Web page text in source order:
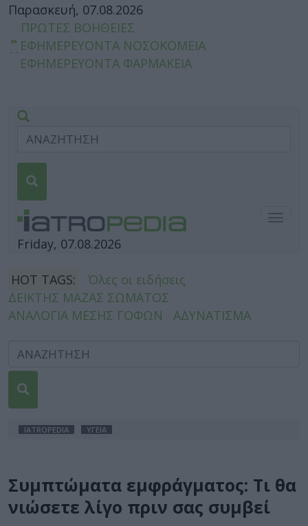
Παρασκευή, 07.08.2026
ΠΡΩΤΕΣ ΒΟΗΘΕΙΕΣ
ΕΦΗΜΕΡΕΥΟΝΤΑ ΝΟΣΟΚΟΜΕΙΑ
ΕΦΗΜΕΡΕΥΟΝΤΑ ΦΑΡΜΑΚΕΙΑ
Friday, 07.08.2026
HOT TAGS:
Όλες οι ειδήσεις
ΔΕΙΚΤΗΣ ΜΑΖΑΣ ΣΩΜΑΤΟΣ
ΑΝΑΛΟΓΙΑ ΜΕΣΗΣ ΓΟΦΩΝ
ΑΔΥΝΑΤΙΣΜΑ
IATROPEDIA ΥΓΕΙΑ
Συμπτώματα εμφράγματος: Τι θα
νιώσετε λίγο πριν σας συμβεί